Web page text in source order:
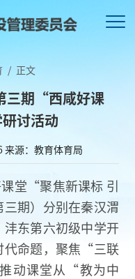
/ 正文
三期“西咸好课
讨活动
来源：教育体育局
堂“聚焦新课标 引
期）分别在秦汉渭
东第六初级中学开
命题，聚焦“三联
动课堂从“教为中